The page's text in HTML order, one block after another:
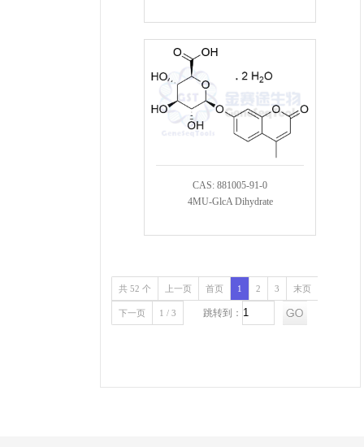
CAS: 881005-91-0
4MU-GlcA Dihydrate
共 52 个 上一页 首页 1 2 3 末页
下一页 1 / 3 跳转到：